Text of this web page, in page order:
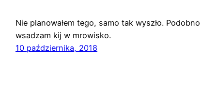
Nie planowałem tego, samo tak wyszło. Podobno
wsadzam kij w mrowisko.
10 października, 2018